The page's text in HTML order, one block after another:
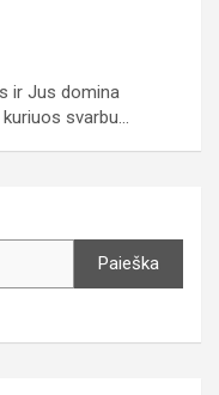
ir Jus domina
svarbu…
Paieška